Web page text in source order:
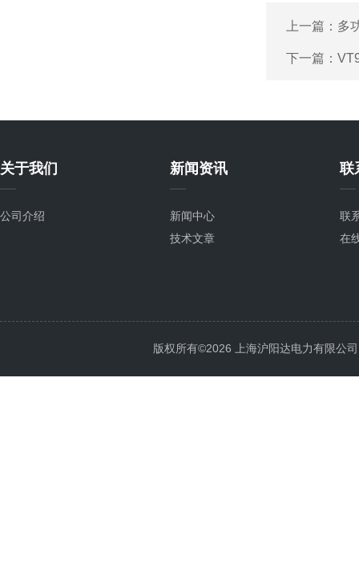
上一篇： 多
下一篇：
关于我们
公司介绍
新闻资讯
新闻中心
技术文章
联
联
在
版权所有©2026 上海沪阳达电力有限公